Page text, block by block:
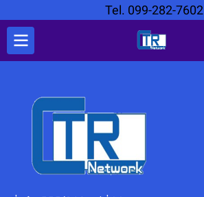
Tel. 099-282-7602